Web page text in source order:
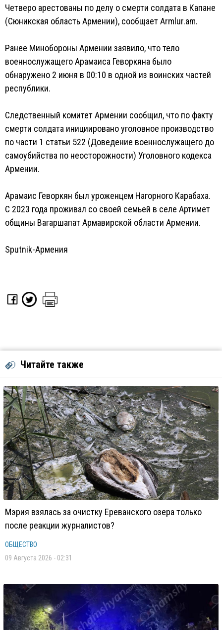
Четверо арестованы по делу о смерти солдата в Капане
(Сюникская область Армении), сообщает Armlur.am.
Ранее Минобороны Армении заявило, что тело
военнослужащего Арамаиса Геворкяна было
обнаружено 2 июня в 00:10 в одной из воинских частей
республики.
Следственный комитет Армении сообщил, что по факту
смерти солдата инициировано уголовное производство
по части 1 статьи 522 (Доведение военнослужащего до
самоубийства по неосторожности) Уголовного кодекса
Армении.
Арамаис Геворкян был уроженцем Нагорного Карабаха.
С 2023 года проживал со своей семьей в селе Артимет
общины Вагаршапат Армавирской области Армении.
Sputnik-Армения
Читайте также
Мэрия взялась за очистку Ереванского озера только
после реакции журналистов?
ОБЩЕСТВО
09 Августа 2026 - 02:31